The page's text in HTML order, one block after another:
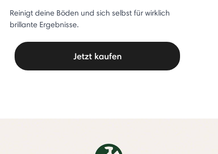
Reinigt deine Böden und sich selbst für wirklich
brillante Ergebnisse.
Jetzt kaufen